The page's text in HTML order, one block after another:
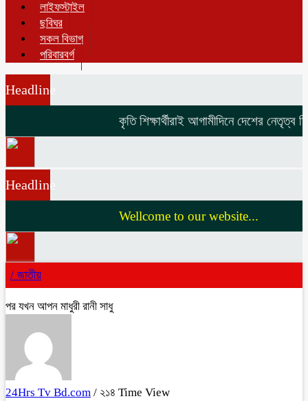
লাইফস্টাইল
ছবিঘর
সকল বিভাগ
পরিবারবর্গ
Headline
কৃতি শিক্ষার্থীরাই আগামীদিনে দেশের নেতৃত্ব
Headline
Wellcome to our website...
/ জাতীয়
পর যখন আপন মাধুরী রানী সাধু
24Hrs Tv Bd.com / ২১৪ Time View